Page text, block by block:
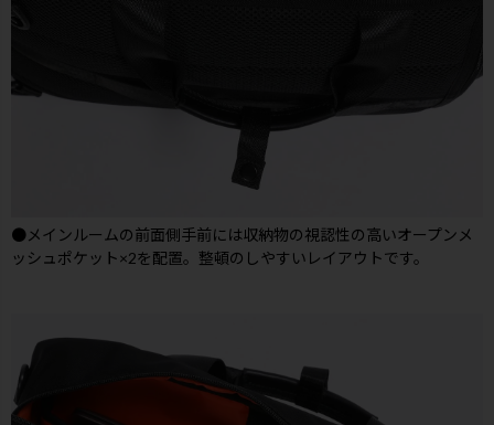
●メインルームの前面側手前には収納物の視認性の高いオープンメ
ッシュポケット×2を配置。整頓のしやすいレイアウトです。